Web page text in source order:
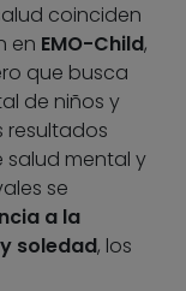
coinciden
en EMO-Child,
que busca
de niños y
resultados
salud mental y
se
a la
soledad, los